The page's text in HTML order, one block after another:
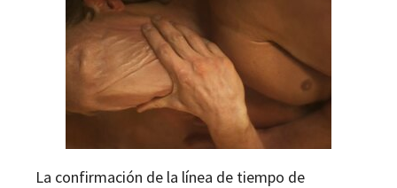
La confirmación de la línea de tiempo de